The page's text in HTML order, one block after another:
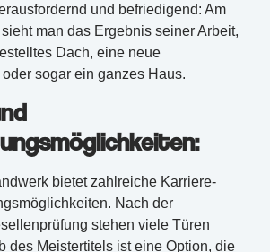
und befriedigend: Am
man das Ergebnis seiner Arbeit,
Dach, eine neue
sogar ein ganzes Haus.
bietet zahlreiche Karriere-
Nach der
stehen viele Türen
des Meistertitels ist eine Option, die